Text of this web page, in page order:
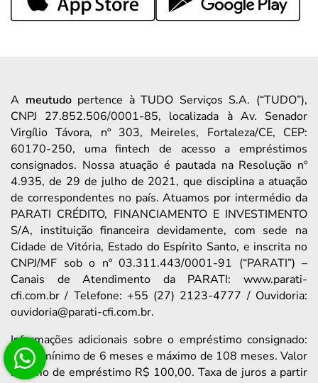
A meutudopertence à TUDO Serviços S.A. (“TUDO”),
CNPJ 27.852.506/0001-85, localizada à Av. Senador
Virgílio Távora, nº 303, Meireles, Fortaleza/CE, CEP:
60170-250, uma fintech de acesso a empréstimos
consignados. Nossa atuação é pautada na Resolução nº
4.935, de 29 de julho de 2021, que disciplina a atuação
de correspondentes no país. Atuamos por intermédio da
PARATI CRÉDITO, FINANCIAMENTO E INVESTIMENTO
S/A, instituição financeira devidamente, com sede na
Cidade de Vitória, Estado do Espírito Santo, e inscrita no
CNPJ/MF sob o nº 03.311.443/0001-91 (“PARATI”) –
Canais de Atendimento da PARATI: www.parati-
cfi.com.br / Telefone: +55 (27) 2123-4777 / Ouvidoria:
ouvidoria@parati-cfi.com.br.
Informações adicionais sobre o empréstimo consignado:
prazo mínimo de 6 meses e máximo de 108 meses. Valor
mínimo de empréstimo R$ 100,00. Taxa de juros a partir